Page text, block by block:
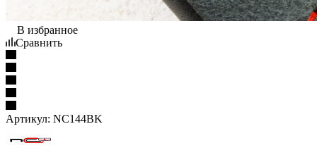
В избранное
Сравнить
Артикул: NC144BK